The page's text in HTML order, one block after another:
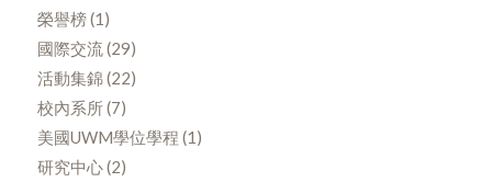
榮譽榜(1)
國際交流(29)
活動集錦(22)
校內系所(7)
美國UWM學位學程 (1)
研究中心(2)